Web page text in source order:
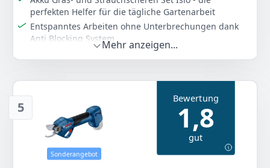
perfekten Helfer für die tägliche Gartenarbeit
Entspanntes Arbeiten ohne Unterbrechungen dank
Anti Blocking System
Multifunktional: Eine neue Reihe von „Multi-Click“-
Kurze Ladezeiten und keine Selbstentladung dank
Lieferumfang: Bosch Isio, Ladegerät, Multi-Click-
Grasscherblatt 8 cm, Multi-Click-
Strauchscherenmesser 12 cm
Farbe Gewicht
Isio in Softcase
Mehr anzeigen...
5
Sonderangebot
Bewertung
1,8
gut